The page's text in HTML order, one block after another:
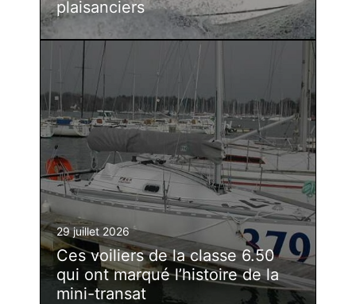
plaisanciers
29 juillet 2026
Ces voiliers de la classe 6.50
qui ont marqué l’histoire de la
mini-transat